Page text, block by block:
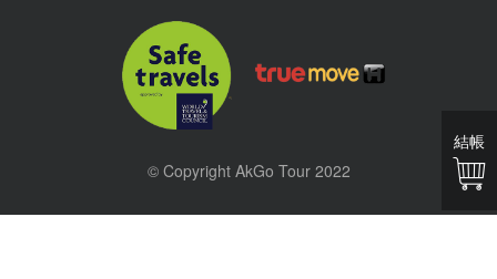
結帳
© Copyright AkGo Tour 2022